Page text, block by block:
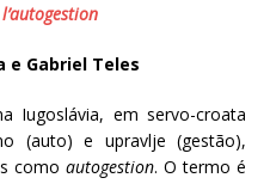
e Gabriel Teles
Iugoslávia, em servo-croata
(auto) e upravlje (gestão),
como autogestion. O termo é